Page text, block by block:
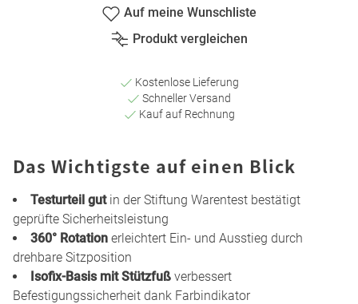
Auf meine Wunschliste
Produkt vergleichen
Kostenlose Lieferung
Schneller Versand
Kauf auf Rechnung
Das Wichtigste auf einen Blick
Testurteil gutin der Stiftung Warentest bestätigt
geprüfte Sicherheitsleistung
360° Rotation erleichtert Ein- und Ausstieg durch
drehbare Sitzposition
Isofix-Basis mit Stützfuß verbessert
Befestigungssicherheit dank Farbindikator